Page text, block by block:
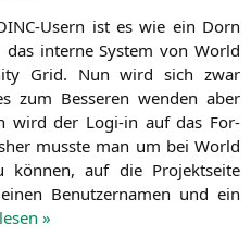
Usern ist es wie ein Dorn
das inter­ne Sys­tem von World
Grid. Nun wird sich zwar
zum Bes­se­ren wen­den aber
wird der Logi-in auf das For­
muss­te man um bei World
kön­nen, auf die Pro­jekt­sei­te
Benut­zer­na­men und ein
»